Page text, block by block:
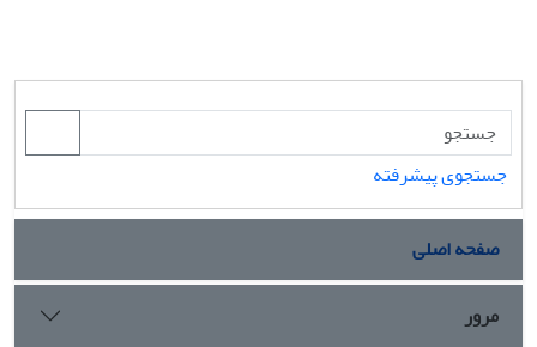
جستجوی پیشرفته
صفحه اصلی
مرور